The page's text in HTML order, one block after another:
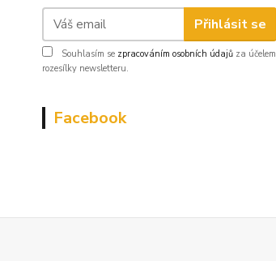
Přihlásit se
Souhlasím se zpracováním osobních údajů za účelem
rozesílky newsletteru.
Facebook